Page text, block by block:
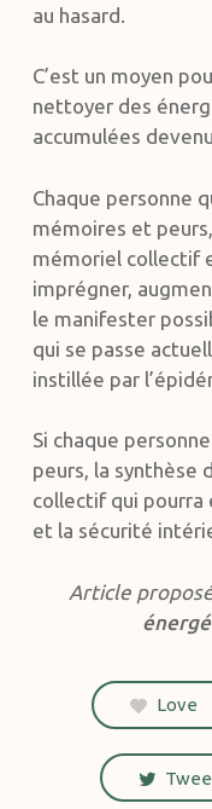
au hasard.
C’est un moyen
nettoyer des
accumulées
Chaque personne
mémoires et
mémoriel collectif
imprégner,
le manifester
qui se passe
instillée par
Si chaque
peurs, la synthèse
collectif qui pourra
et la sécurité
Article
Love